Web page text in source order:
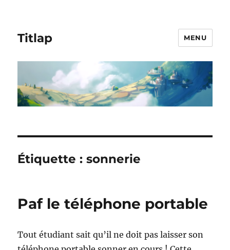
Titlap MENU
Étiquette :sonnerie
Paf le téléphone portable
Tout étudiant sait qu’il ne doit pas laisser son